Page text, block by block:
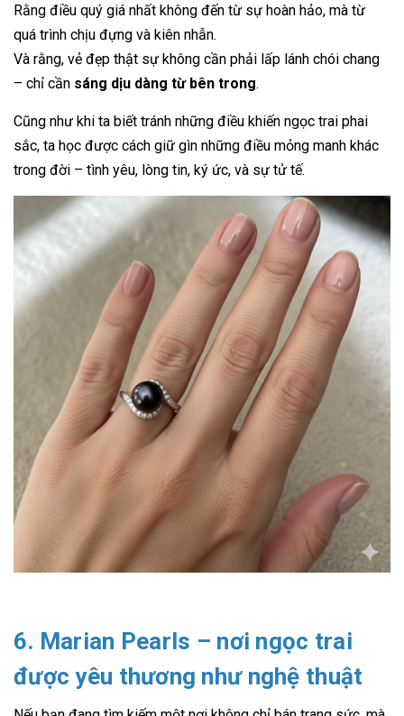
Rằng điều quý giá nhất không đến từ sự hoàn hảo, mà từ
quá trình chịu đựng và kiên nhẫn.
Và rằng, vẻ đẹp thật sự không cần phải lấp lánh chói chang
– chỉ cần sáng dịu dàng từ bên trong.
Cũng như khi ta biết tránh những điều khiến ngọc trai phai
sắc, ta học được cách giữ gìn những điều mỏng manh khác
trong đời – tình yêu, lòng tin, ký ức, và sự tử tế.
6. Marian Pearls – nơi ngọc trai
được yêu thương như nghệ thuật